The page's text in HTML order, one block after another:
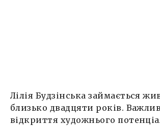
Лілія Будзінська займається
близько двадцяти років.
відкриття художнього